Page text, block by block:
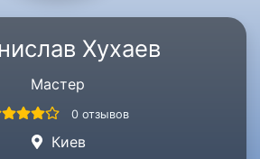
Хухаев
Мастер
0 отзывов
Киев